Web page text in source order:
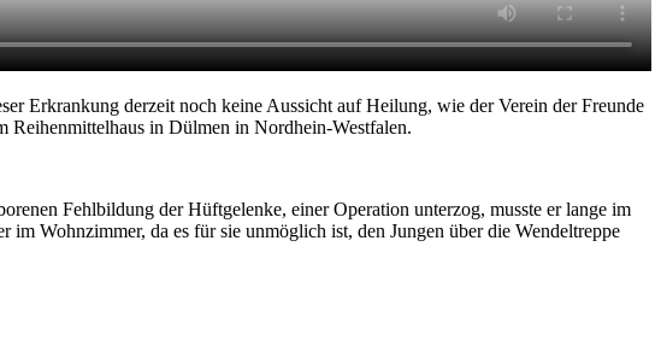
Erkrankung derzeit noch keine Aussicht auf Heilung, wie der Verein der Freunde
Reihenmittelhaus in Dülmen in Nordhein-Westfalen.
Fehlbildung der Hüftgelenke, einer Operation unterzog, musste er lange im
Wohnzimmer, da es für sie unmöglich ist, den Jungen über die Wendeltreppe